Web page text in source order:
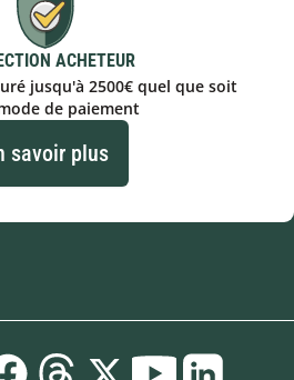
ACHETEUR
jusqu'à 2500€ quel que soit
de paiement
savoir plus